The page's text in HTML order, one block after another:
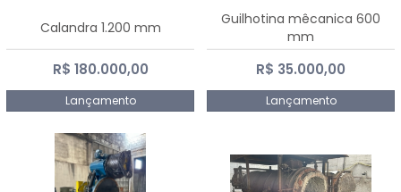
Calandra 1.200 mm
R$ 180.000,00
Lançamento
Guilhotina mêcanica 600
mm
R$ 35.000,00
Lançamento